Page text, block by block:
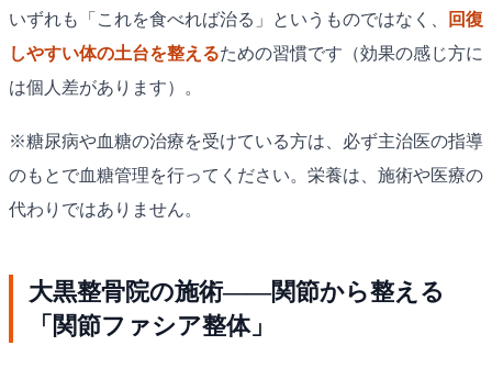
いずれも「これを食べれば治る」というものではなく、
回復
しやすい体の土台を整えるための習慣です（効果の感じ方に
は個人差があります）。
※糖尿病や血糖の治療を受けている方は、必ず主治医の指導
のもとで血糖管理を行ってください。栄養は、施術や医療の
代わりではありません。
大黒整骨院の施術——関節から整える
「関節ファシア整体」